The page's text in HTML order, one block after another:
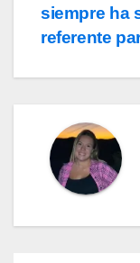
siempre ha
referente